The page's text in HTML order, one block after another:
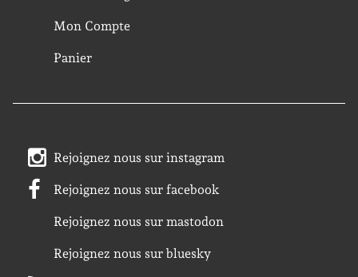
Mon Compte
Panier
Rejoignez nous sur instagram
Rejoignez nous sur facebook
Rejoignez nous sur mastodon
Rejoignez nous sur bluesky